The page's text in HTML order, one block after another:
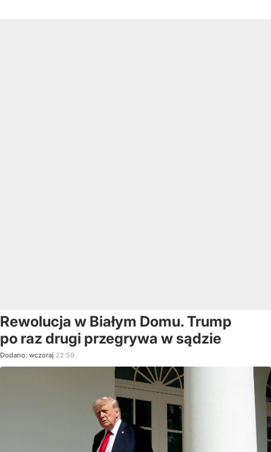
Rewolucja w Białym Domu. Trump
po raz drugi przegrywa w sądzie
Dodano: wczoraj 22:59